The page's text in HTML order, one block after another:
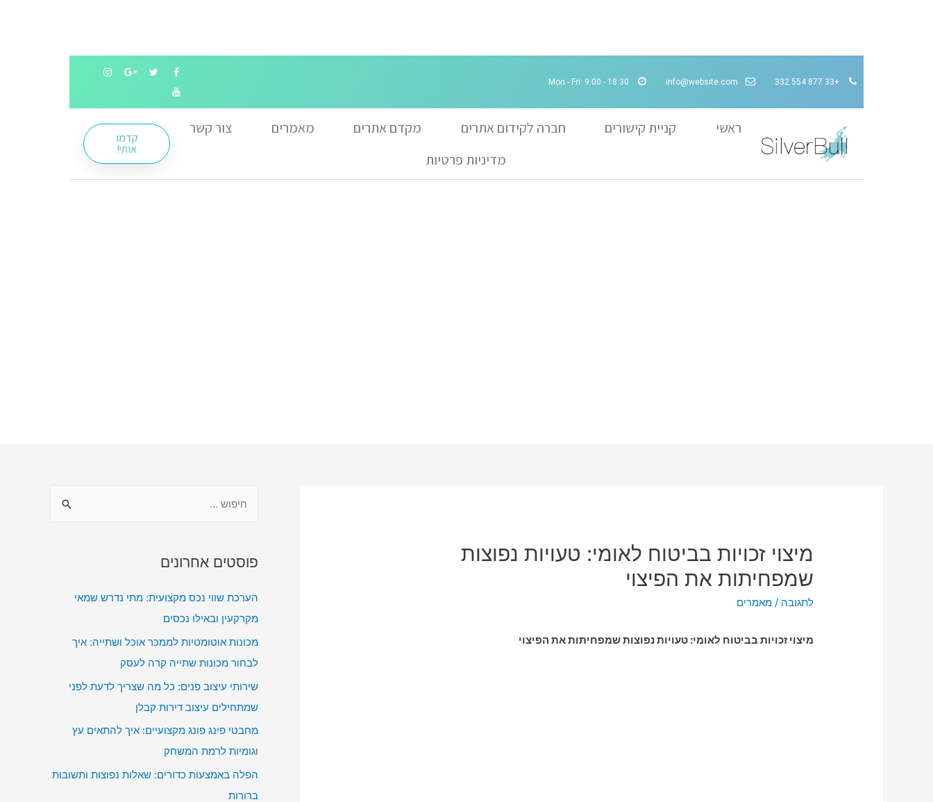
+33 877 554 332
info@website.com
Mon - Fri: 9:00 - 18:30
ראשי קניית קישורים חברה לקידום אתרים מקדם אתרים מאמרים
צור קשר
מדיניות פרטיות
קדמו
אותי!
מיצוי זכויות בביטוח לאומי: טעויות נפוצות
שמפחיתות את הפיצוי
לתגובה /מאמרים
מיצוי זכויות בביטוח לאומי: טעויות נפוצות שמפחיתות את הפיצוי
פוסטים אחרונים
הערכת שווי נכס מקצועית: מתי נדרש שמאי
מקרקעין ובאילו נכסים
מכונות אוטומטיות לממכר אוכל ושתייה: איך
לבחור מכונות שתייה קרה לעסק
שירותי עיצוב פנים: כל מה שצריך לדעת לפני
שמתחילים עיצוב דירות קבלן
מחבטי פינג פונג מקצועיים: איך להתאים עץ
וגומיות לרמת המשחק
הפלה באמצעות כדורים: שאלות נפוצות ותשובות
ברורות